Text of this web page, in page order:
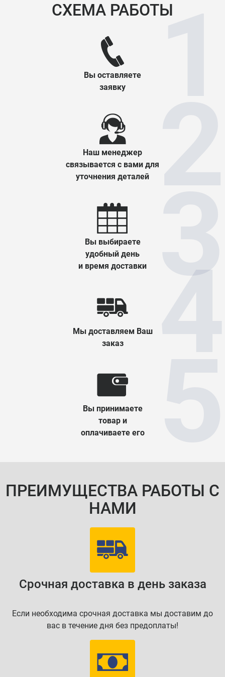
СХЕМА РАБОТЫ
Вы оставляете
заявку
Наш менеджер
связывается с вами для
уточнения деталей
Вы выбираете
удобный день
и время доставки
Мы доставляем Ваш
заказ
Вы принимаете
товар и
оплачиваете его
ПРЕИМУЩЕСТВА РАБОТЫ С
НАМИ
Срочная доставка в день заказа
Если необходима срочная доставка мы доставим до
вас в течение дня без предоплаты!